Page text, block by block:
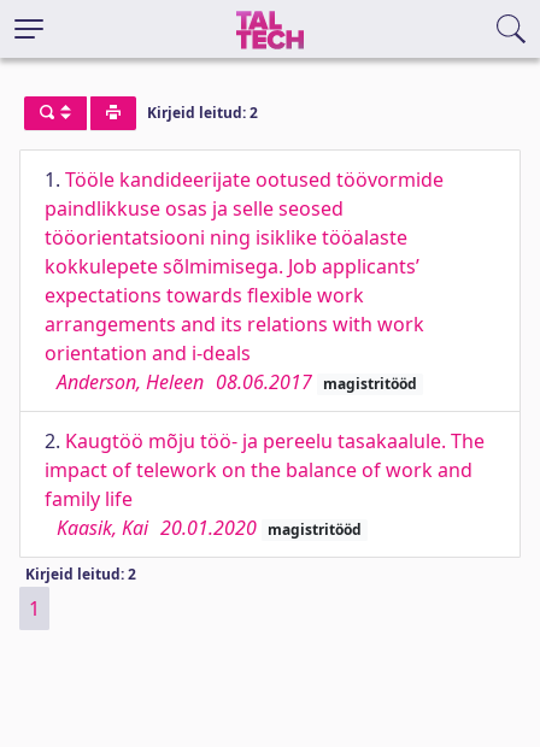
Kirjeid leitud: 2
1. Tööle kandideerijate ootused töövormide
paindlikkuse osas ja selle seosed
tööorientatsiooni ning isiklike tööalaste
kokkulepete sõlmimisega. Job applicants’
expectations towards flexible work
arrangements and its relations with work
orientation and i-deals
Anderson, Heleen 08.06.2017 magistritööd
2. Kaugtöö mõju töö- ja pereelu tasakaalule. The
impact of telework on the balance of work and
family life
Kaasik, Kai 20.01.2020 magistritööd
Kirjeid leitud: 2
1